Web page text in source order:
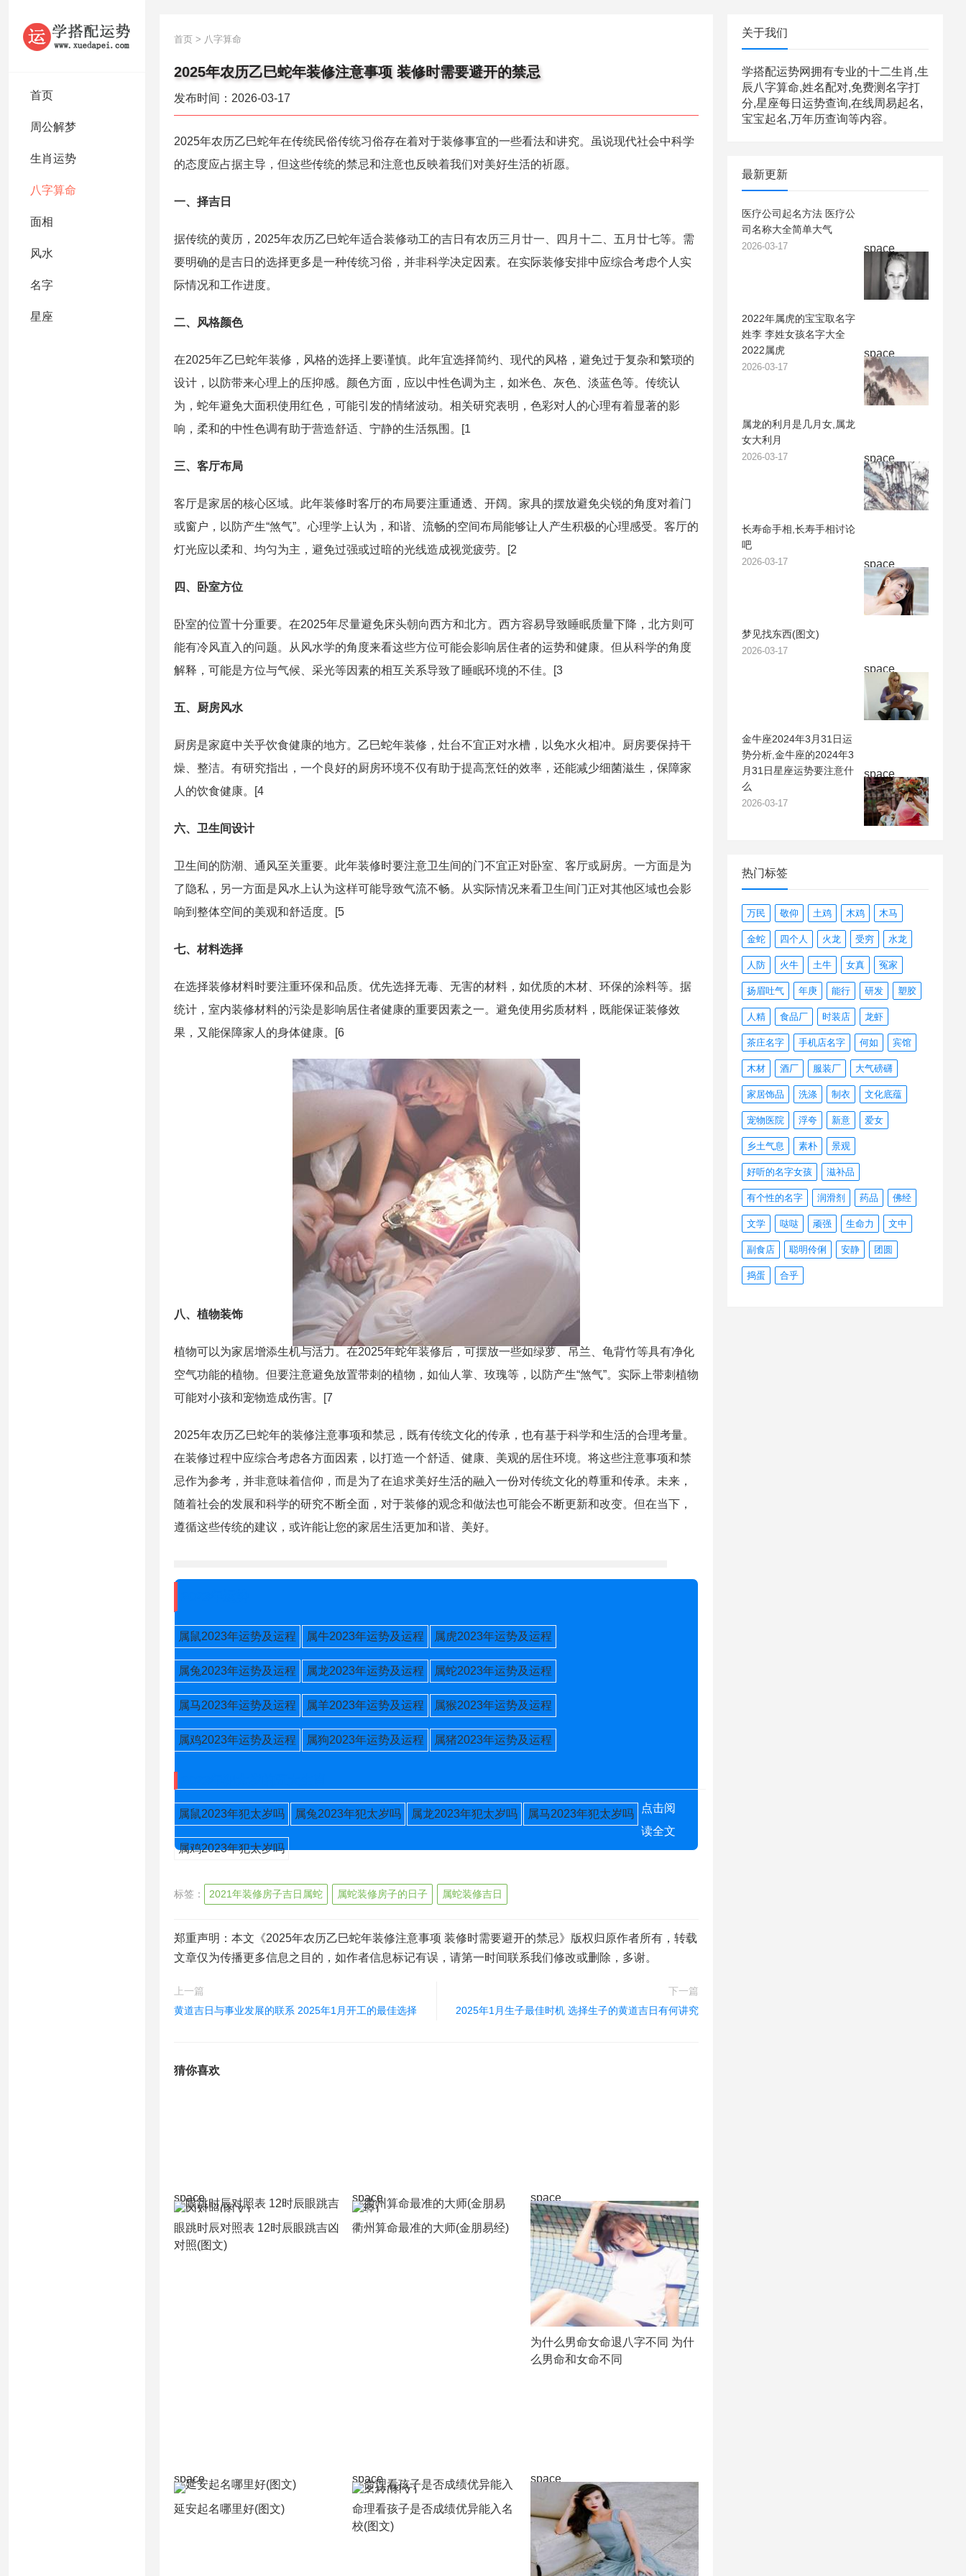
首页
周公解梦
生肖运势
八字算命
面相
风水
名字
星座
首页 > 八字算命
2025年农历乙巳蛇年装修注意事项 装修时需要避开的禁忌
发布时间：2026-03-17
2025年农历乙巳蛇年在传统民俗传统习俗存在着对于装修事宜的一些看法和讲究。虽说现代社会中科学
的态度应占据主导，但这些传统的禁忌和注意也反映着我们对美好生活的祈愿。
一、择吉日
据传统的黄历，2025年农历乙巳蛇年适合装修动工的吉日有农历三月廿一、四月十二、五月廿七等。需
要明确的是吉日的选择更多是一种传统习俗，并非科学决定因素。在实际装修安排中应综合考虑个人实
际情况和工作进度。
二、风格颜色
在2025年乙巳蛇年装修，风格的选择上要谨慎。此年宜选择简约、现代的风格，避免过于复杂和繁琐的
设计，以防带来心理上的压抑感。颜色方面，应以中性色调为主，如米色、灰色、淡蓝色等。传统认
为，蛇年避免大面积使用红色，可能引发的情绪波动。相关研究表明，色彩对人的心理有着显著的影
响，柔和的中性色调有助于营造舒适、宁静的生活氛围。[1
三、客厅布局
客厅是家居的核心区域。此年装修时客厅的布局要注重通透、开阔。家具的摆放避免尖锐的角度对着门
或窗户，以防产生“煞气”。心理学上认为，和谐、流畅的空间布局能够让人产生积极的心理感受。客厅的
灯光应以柔和、均匀为主，避免过强或过暗的光线造成视觉疲劳。[2
四、卧室方位
卧室的位置十分重要。在2025年尽量避免床头朝向西方和北方。西方容易导致睡眠质量下降，北方则可
能有冷风直入的问题。从风水学的角度来看这些方位可能会影响居住者的运势和健康。但从科学的角度
解释，可能是方位与气候、采光等因素的相互关系导致了睡眠环境的不佳。[3
五、厨房风水
厨房是家庭中关乎饮食健康的地方。乙巳蛇年装修，灶台不宜正对水槽，以免水火相冲。厨房要保持干
燥、整洁。有研究指出，一个良好的厨房环境不仅有助于提高烹饪的效率，还能减少细菌滋生，保障家
人的饮食健康。[4
六、卫生间设计
卫生间的防潮、通风至关重要。此年装修时要注意卫生间的门不宜正对卧室、客厅或厨房。一方面是为
了隐私，另一方面是风水上认为这样可能导致气流不畅。从实际情况来看卫生间门正对其他区域也会影
响到整体空间的美观和舒适度。[5
七、材料选择
在选择装修材料时要注重环保和品质。优先选择无毒、无害的材料，如优质的木材、环保的涂料等。据
统计，室内装修材料的污染是影响居住者健康的重要因素之一。避免使用劣质材料，既能保证装修效
果，又能保障家人的身体健康。[6
八、植物装饰
植物可以为家居增添生机与活力。在2025年蛇年装修后，可摆放一些如绿萝、吊兰、龟背竹等具有净化
空气功能的植物。但要注意避免放置带刺的植物，如仙人掌、玫瑰等，以防产生“煞气”。实际上带刺植物
可能对小孩和宠物造成伤害。[7
2025年农历乙巳蛇年的装修注意事项和禁忌，既有传统文化的传承，也有基于科学和生活的合理考量。
在装修过程中应综合考虑各方面因素，以打造一个舒适、健康、美观的居住环境。将这些注意事项和禁
忌作为参考，并非意味着信仰，而是为了在追求美好生活的融入一份对传统文化的尊重和传承。未来，
随着社会的发展和科学的研究不断全面，对于装修的观念和做法也可能会不断更新和改变。但在当下，
遵循这些传统的建议，或许能让您的家居生活更加和谐、美好。
属鼠2023年运势及运程 属牛2023年运势及运程 属虎2023年运势及运程
属兔2023年运势及运程 属龙2023年运势及运程 属蛇2023年运势及运程
属马2023年运势及运程 属羊2023年运势及运程 属猴2023年运势及运程
属鸡2023年运势及运程 属狗2023年运势及运程 属猪2023年运势及运程
属鼠2023年犯太岁吗 属兔2023年犯太岁吗 属龙2023年犯太岁吗 属马2023年犯太岁吗
属鸡2023年犯太岁吗
点击阅
读全文
标签： 2021年装修房子吉日属蛇 属蛇装修房子的日子 属蛇装修吉日
郑重声明：本文《2025年农历乙巳蛇年装修注意事项 装修时需要避开的禁忌》版权归原作者所有，转载
文章仅为传播更多信息之目的，如作者信息标记有误，请第一时间联系我们修改或删除，多谢。
上一篇
黄道吉日与事业发展的联系 2025年1月开工的最佳选择
下一篇
2025年1月生子最佳时机 选择生子的黄道吉日有何讲究
猜你喜欢
space
眼跳时辰对照表 12时辰眼跳吉凶
对照(图文)
space
衢州算命最准的大师(金朋易经)
space
为什么男命女命退八字不同 为什
么男命和女命不同
space
延安起名哪里好(图文)
space
命理看孩子是否成绩优异能入名
校(图文)
space
关于我们
学搭配运势网拥有专业的十二生肖,生
辰八字算命,姓名配对,免费测名字打
分,星座每日运势查询,在线周易起名,
宝宝起名,万年历查询等内容。
最新更新
space
医疗公司起名方法 医疗公
司名称大全简单大气
2026-03-17
space
2022年属虎的宝宝取名字
姓李 李姓女孩名字大全
2022属虎
2026-03-17
space
属龙的利月是几月女,属龙
女大利月
2026-03-17
space
长寿命手相,长寿手相讨论
吧
2026-03-17
space
梦见找东西(图文)
2026-03-17
space
金牛座2024年3月31日运
势分析,金牛座的2024年3
月31日星座运势要注意什
么
2026-03-17
热门标签
万民 敬仰 土鸡 木鸡 木马
金蛇 四个人 火龙 受穷 水龙
人防 火牛 土牛 女真 冤家
扬眉吐气 年庚 能行 研发 塑胶
人精 食品厂 时装店 龙虾
茶庄名字 手机店名字 何如 宾馆
木材 酒厂 服装厂 大气磅礴
家居饰品 洗涤 制衣 文化底蕴
宠物医院 浮夸 新意 爱女
乡土气息 素朴 景观
好听的名字女孩 滋补品
有个性的名字 润滑剂 药品 佛经
文学 哒哒 顽强 生命力 文中
副食店 聪明伶俐 安静 团圆
捣蛋 合乎